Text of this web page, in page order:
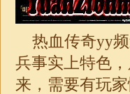
热血传奇yy频
兵事实上特色
来，需要有玩